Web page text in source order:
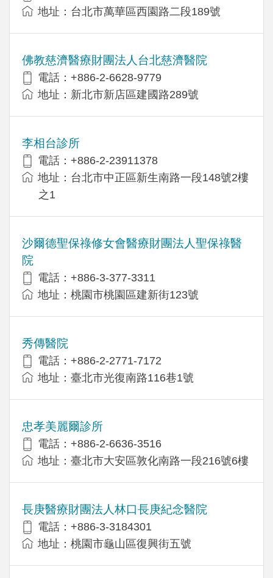
地址：台北市萬華區西園路二段189號
佛教慈濟醫療財團法人台北慈濟醫院
電話：+886-2-6628-9779
地址：新北市新店區建國路289號
李相台診所
電話：+886-2-23911378
地址：台北市中正區新生南路一段148號2樓
之1
沙爾德聖保祿修女會醫療財團法人聖保祿醫
院
電話：+886-3-377-3311
地址：桃園市桃園區建新街123號
秀傳醫院
電話：+886-2-2771-7172
地址：臺北市光復南路116巷1號
忠孝美麗爾診所
電話：+886-2-6636-3516
地址：臺北市大安區敦化南路一段216號6樓
長庚醫療財團法人林口長庚紀念醫院
電話：+886-3-3184301
地址：桃園市龜山區復興街五號